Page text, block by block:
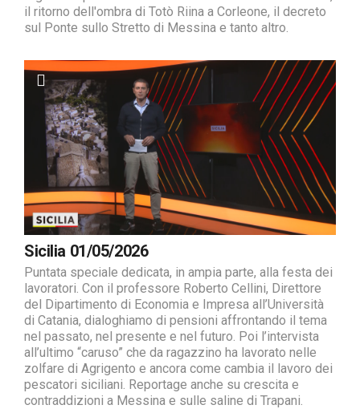
il ritorno dell'ombra di Totò Riina a Corleone, il decreto
sul Ponte sullo Stretto di Messina e tanto altro.
Sicilia 01/05/2026
Puntata speciale dedicata, in ampia parte, alla festa dei
lavoratori. Con il professore Roberto Cellini, Direttore
del Dipartimento di Economia e Impresa all’Università
di Catania, dialoghiamo di pensioni affrontando il tema
nel passato, nel presente e nel futuro. Poi l’intervista
all’ultimo “caruso” che da ragazzino ha lavorato nelle
zolfare di Agrigento e ancora come cambia il lavoro dei
pescatori siciliani. Reportage anche su crescita e
contraddizioni a Messina e sulle saline di Trapani.